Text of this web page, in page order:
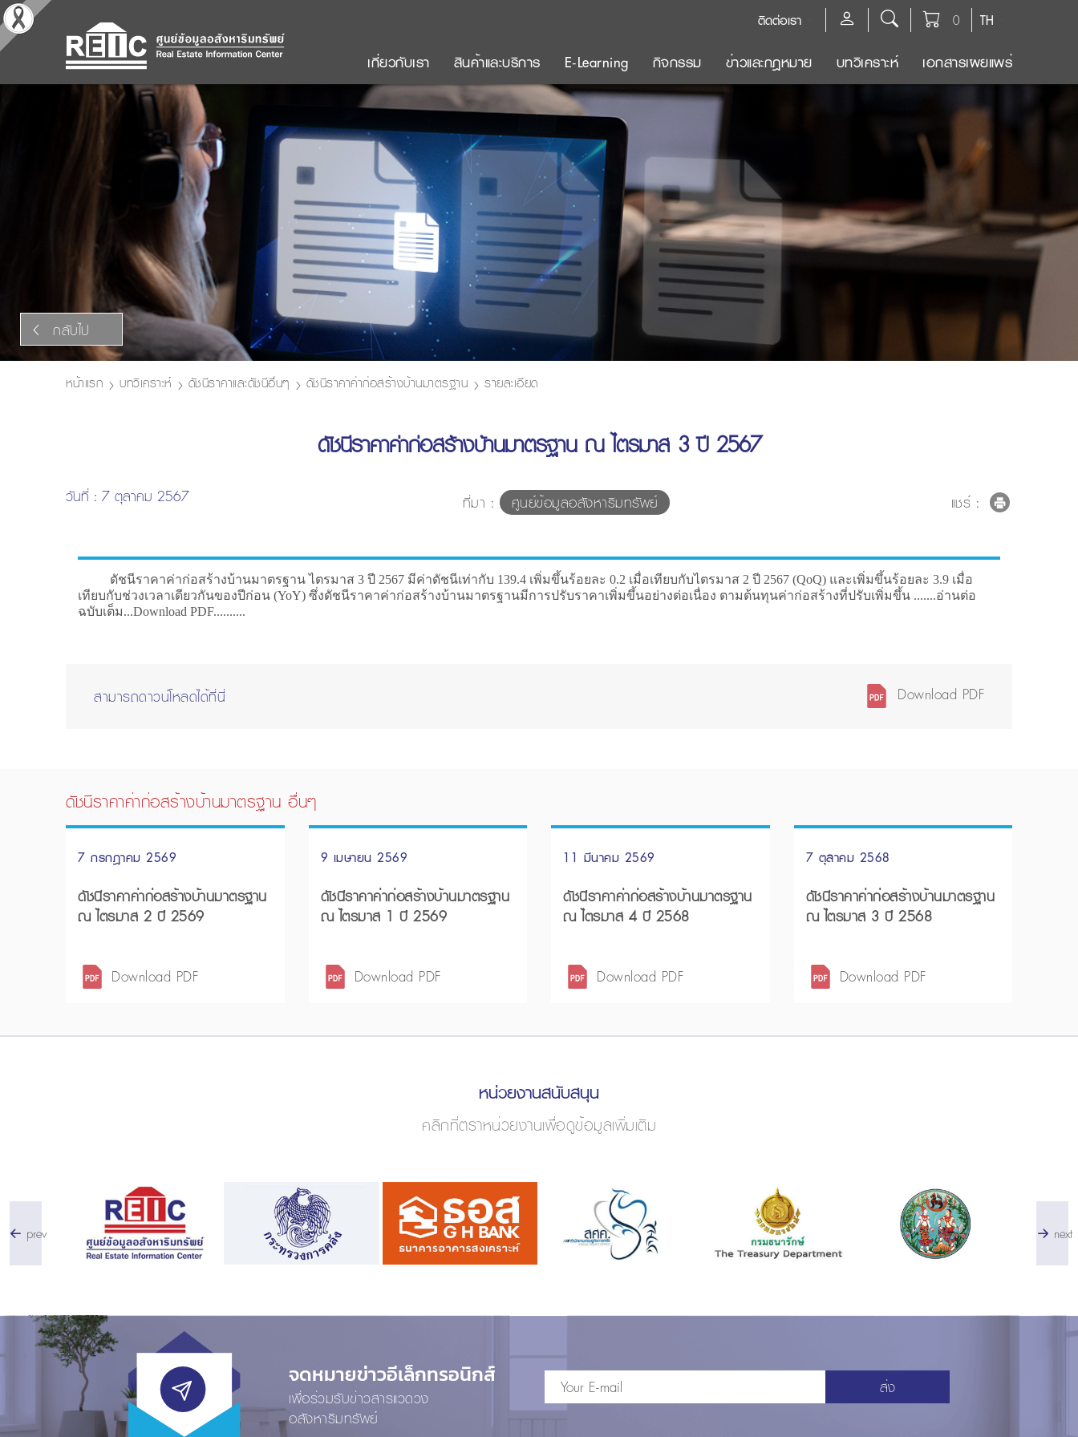
TH
0
ติดต่อเรา
เกี่ยวกับเรา สินค้าและบริการ E-Learning กิจกรรม ข่าวและกฎหมาย บทวิเคราะห์ เอกสารเผยแพร่
กลับไป
หน้าแรก บทวิเคราะห์ ดัชนีราคาและดัชนีอื่นๆ ดัชนีราคาค่าก่อสร้างบ้านมาตรฐาน รายละเอียด
ดัชนีราคาค่าก่อสร้างบ้านมาตรฐาน ณ ไตรมาส 3 ปี 2567
วันที่ : 7 ตุลาคม 2567 ที่มา : ศูนย์ข้อมูลอสังหาริมทรัพย์ แชร์ :
ดัชนีราคาค่าก่อสร้างบ้านมาตรฐาน ไตรมาส 3 ปี 2567 มีค่าดัชนีเท่ากับ 139.4 เพิ่มขึ้นร้อยละ 0.2 เมื่อเทียบกับไตรมาส 2 ปี 2567 (QoQ) และเพิ่มขึ้นร้อยละ 3.9 เมื่อ
เทียบกับช่วงเวลาเดียวกันของปีก่อน (YoY) ซึ่งดัชนีราคาค่าก่อสร้างบ้านมาตรฐานมีการปรับราคาเพิ่มขึ้นอย่างต่อเนื่อง ตามต้นทุนค่าก่อสร้างที่ปรับเพิ่มขึ้น .......อ่านต่อ
ฉบับเต็ม...Download PDF..........
สามารถดาวน์โหลดได้ที่นี่ Download PDF
ดัชนีราคาค่าก่อสร้างบ้านมาตรฐาน อื่นๆ
7 กรกฎาคม 2569
ดัชนีราคาค่าก่อสร้างบ้านมาตรฐาน
ณ ไตรมาส 2 ปี 2569
Download PDF
9 เมษายน 2569
ดัชนีราคาค่าก่อสร้างบ้านมาตรฐาน
ณ ไตรมาส 1 ปี 2569
Download PDF
11 มีนาคม 2569
ดัชนีราคาค่าก่อสร้างบ้านมาตรฐาน
ณ ไตรมาส 4 ปี 2568
Download PDF
7 ตุลาคม 2568
ดัชนีราคาค่าก่อสร้างบ้านมาตรฐาน
ณ ไตรมาส 3 ปี 2568
Download PDF
หน่วยงานสนับสนุน
คลิกที่ตราหน่วยงานเพื่อดูข้อมูลเพิ่มเติม
prev next
จดหมายข่าวอีเล็กทรอนิกส์
เพื่อร่วมรับข่าวสารแวดวง
อสังหาริมทรัพย์
ส่ง